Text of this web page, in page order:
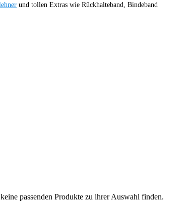
und tollen Extras wie Rückhalteband, Bindeband
passenden Produkte zu ihrer Auswahl finden.